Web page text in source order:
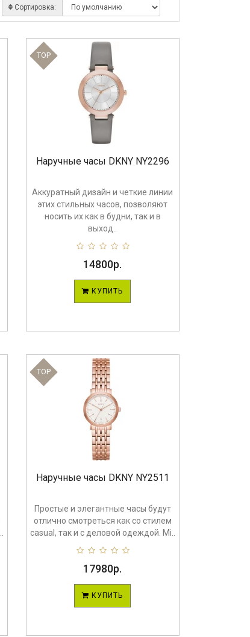
Сортировка:
TOP
Наручные часы DKNY NY2296
Аккуратный дизайн и четкие линии
этих стильных часов, позволяют
носить их как в будни, так и в
выход..
14800р.
КУПИТЬ
TOP
Наручные часы DKNY NY2511
Простые и элегантные часы будут
отлично смотреться как со стилем
casual, так и с деловой одеждой. Mi..
17980р.
КУПИТЬ